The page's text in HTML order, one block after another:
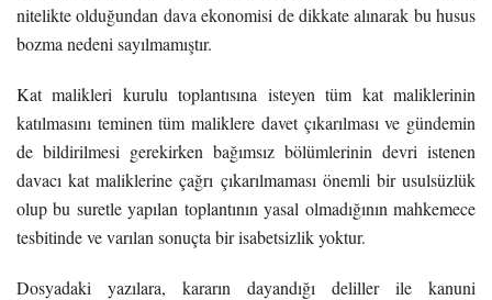
nitelikte olduğundan dava ekonomisi de dikkate alınarak bu husus
bozma nedeni sayılmamıştır.
Kat malikleri kurulu toplantısına isteyen tüm kat maliklerinin
katılmasını teminen tüm maliklere davet çıkarılması ve gündemin
de bildirilmesi gerekirken bağımsız bölümlerinin devri istenen
davacı kat maliklerine çağrı çıkarılmaması önemli bir usulsüzlük
olup bu suretle yapılan toplantının yasal olmadığının mahkemece
tesbitinde ve varılan sonuçta bir isabetsizlik yoktur.
Dosyadaki yazılara, kararın dayandığı deliller ile kanuni